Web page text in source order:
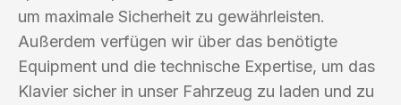
um maximale Sicherheit zu gewährleisten.
Außerdem verfügen wir über das benötigte
Equipment und die technische Expertise, um das
Klavier sicher in unser Fahrzeug zu laden und zu